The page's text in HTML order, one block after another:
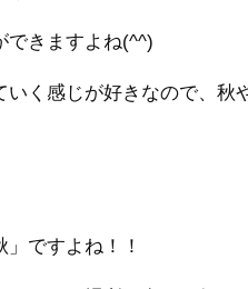
できますよね(^^)
いく感じが好きなので、
ですよね！！